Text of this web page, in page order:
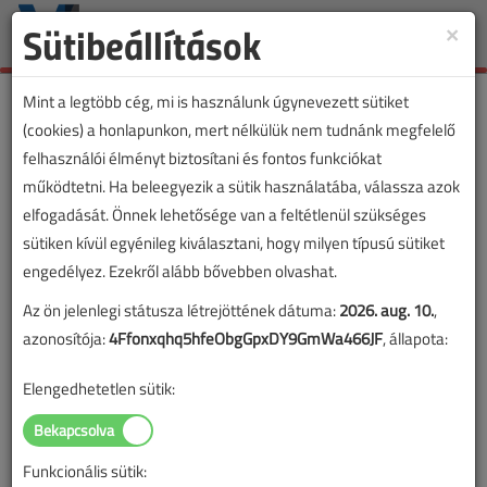
Toggle
Címke: KNX
„KNX” címkével jelölt tartalmak
×
Sütibeállítások
Mint a legtöbb cég, mi is használunk úgynevezett sütiket
(cookies) a honlapunkon, mert nélkülük nem tudnánk megfelelő
felhasználói élményt biztosítani és fontos funkciókat
működtetni. Ha beleegyezik a sütik használatába, válassza azok
elfogadását. Önnek lehetősége van a feltétlenül szükséges
sütiken kívül egyénileg kiválasztani, hogy milyen típusú sütiket
engedélyez. Ezekről alább bővebben olvashat.
Az ön jelenlegi státusza létrejöttének dátuma:2026. aug. 10.,
azonosítója:4Ffonxqhq5hfeObgGpxDY9GmWa466JF, állapota:
Elengedhetetlen sütik:
Funkcionális sütik: